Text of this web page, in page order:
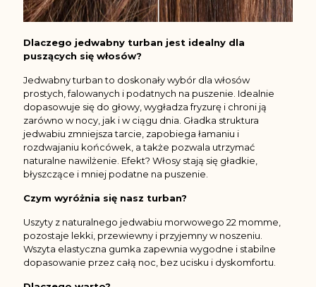
Dlaczego jedwabny turban jest idealny dla
puszących się włosów?
Jedwabny turban to doskonały wybór dla włosów
prostych, falowanych i podatnych na puszenie. Idealnie
dopasowuje się do głowy, wygładza fryzurę i chroni ją
zarówno w nocy, jak i w ciągu dnia. Gładka struktura
jedwabiu zmniejsza tarcie, zapobiega łamaniu i
rozdwajaniu końcówek, a także pozwala utrzymać
naturalne nawilżenie. Efekt? Włosy stają się gładkie,
błyszczące i mniej podatne na puszenie.
Czym wyróżnia się nasz turban?
Uszyty z naturalnego jedwabiu morwowego 22 momme,
pozostaje lekki, przewiewny i przyjemny w noszeniu.
Wszyta elastyczna gumka zapewnia wygodne i stabilne
dopasowanie przez całą noc, bez ucisku i dyskomfortu.